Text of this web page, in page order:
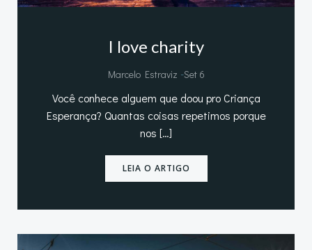
I love charity
Marcelo Estraviz -Set 6
Você conhece alguem que doou pro Criança
Esperança? Quantas coisas repetimos porque
nos […]
LEIA O ARTIGO